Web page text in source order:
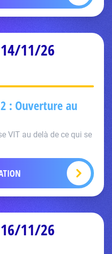
11/26
: Ouverture au
VIT au delà de ce qui se
11/26